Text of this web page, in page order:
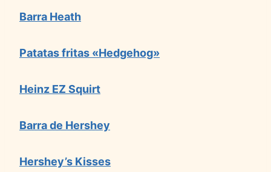
Barra Heath
Patatas fritas «Hedgehog»
Heinz EZ Squirt
Barra de Hershey
Hershey’s Kisses